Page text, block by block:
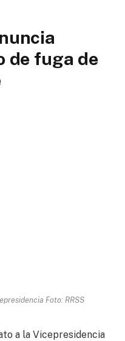
de fuga de
Foto: RRSS
a la Vicepresidencia